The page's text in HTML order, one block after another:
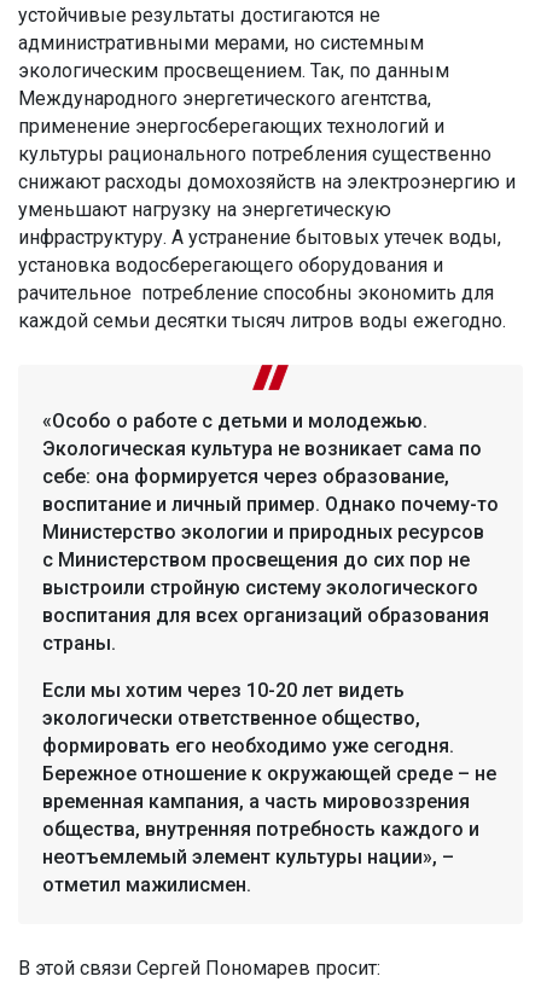
устойчивые результаты достигаются не
административными мерами, но системным
экологическим просвещением. Так, по данным
Международного энергетического агентства,
применение энергосберегающих технологий и
культуры рационального потребления существенно
снижают расходы домохозяйств на электроэнергию и
уменьшают нагрузку на энергетическую
инфраструктуру. А устранение бытовых утечек воды,
установка водосберегающего оборудования и
рачительное потребление способны экономить для
каждой семьи десятки тысяч литров воды ежегодно.
«Особо о работе с детьми и молодежью.
Экологическая культура не возникает сама по
себе: она формируется через образование,
воспитание и личный пример. Однако почему-то
Министерство экологии и природных ресурсов
с Министерством просвещения до сих пор не
выстроили стройную систему экологического
воспитания для всех организаций образования
страны.
Если мы хотим через 10-20 лет видеть
экологически ответственное общество,
формировать его необходимо уже сегодня.
Бережное отношение к окружающей среде – не
временная кампания, а часть мировоззрения
общества, внутренняя потребность каждого и
неотъемлемый элемент культуры нации», –
отметил мажилисмен.
В этой связи Сергей Пономарев просит: